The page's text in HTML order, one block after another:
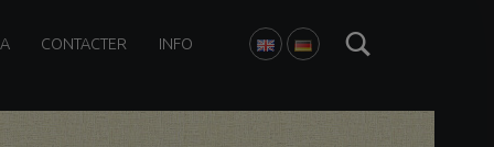
CONTACTER INFO ENGLISHDEUTSCH